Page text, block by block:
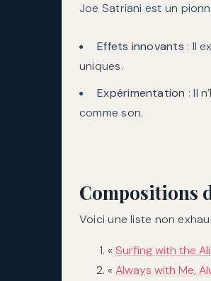
Joe Satriani est un
Effets innovants : Il
uniques.
Expérimentation : Il
comme son.
Compositions
Voici une liste non
« Surfing with the
« Always with Me,